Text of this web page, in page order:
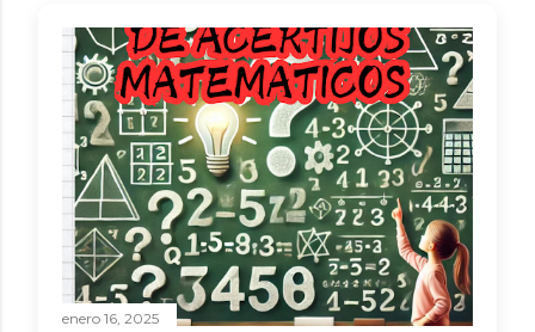
enero 16, 2025